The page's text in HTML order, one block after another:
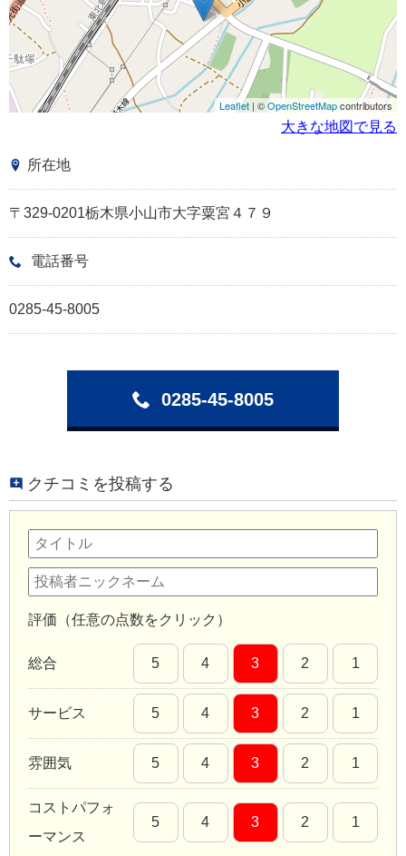
Leaflet | ©OpenStreetMapcontributors
大きな地図で見る
所在地
〒329-0201栃木県小山市大字粟宮４７９
電話番号
0285-45-8005
0285-45-8005
クチコミを投稿する
評価（任意の点数をクリック）
総合 5 4 3 2 1
サービス 5 4 3 2 1
雰囲気 5 4 3 2 1
コストパフォ
ーマンス
5 4 3 2 1